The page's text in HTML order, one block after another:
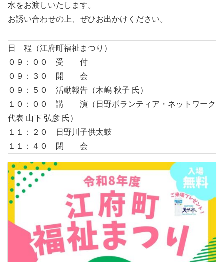
水をお渡しいたします。
お誘い合わせの上、ぜひお出かけください。
日 程（江府町福祉まつり）
０９：００ 受 付
０９：３０ 開 会
０９：５０ 活動報告（木嶋 秋子 氏）
１０：００ 講 演（日野ボランティア・ネットワーク
代表 山下 弘彦 氏）
１１：２０ 日野川子供太鼓
１１：４０ 閉 会